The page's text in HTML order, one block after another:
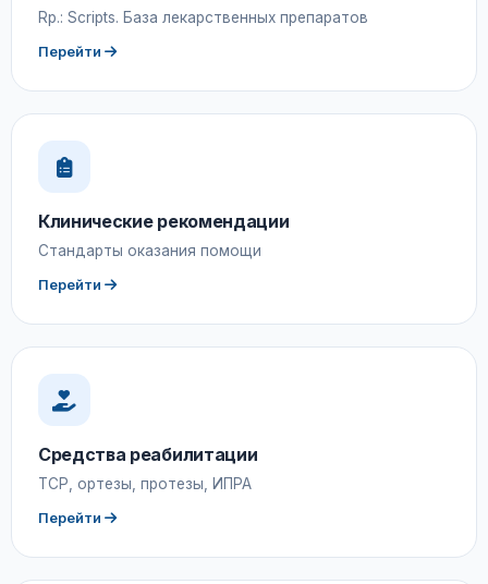
Rp.: Scripts. База лекарственных препаратов
Перейти
Клинические рекомендации
Стандарты оказания помощи
Перейти
Средства реабилитации
ТСР, ортезы, протезы, ИПРА
Перейти